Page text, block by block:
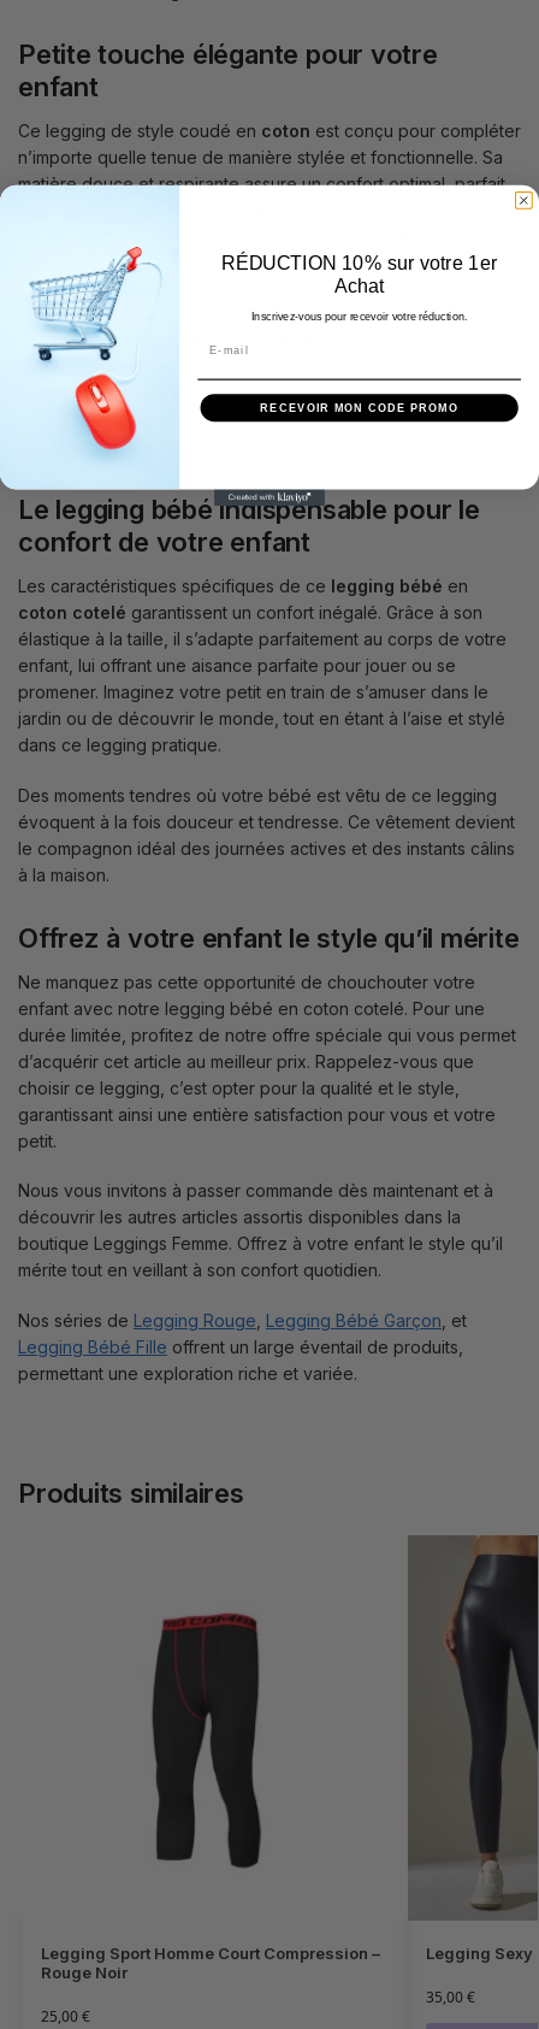
Petite touche élégante pour votre
enfant
Ce legging de style coudé en coton est conçu pour compléter
n’importe quelle tenue de manière stylée et fonctionnelle. Sa
matière douce et respirante assure un confort optimal, parfait
activités de leurs enfants, tout en ajoutant une note de chic à
leur look quotidien.
Comme le témoigne un parent satisfait, « Ce legging est
devenu un indispensable dans la garde-robe de mon bébé, il
peut jouer librement tout en étant adorable. » Offrez à votre
enfant le luxe de se sentir bien dans ses vêtements tout en
restant à la mode.
Le legging bébé indispensable pour le
confort de votre enfant
Les caractéristiques spécifiques de ce legging bébé en
coton cotelé garantissent un confort inégalé. Grâce à son
élastique à la taille, il s’adapte parfaitement au corps de votre
enfant, lui offrant une aisance parfaite pour jouer ou se
promener. Imaginez votre petit en train de s’amuser dans le
jardin ou de découvrir le monde, tout en étant à l’aise et stylé
dans ce legging pratique.
Des moments tendres où votre bébé est vêtu de ce legging
évoquent à la fois douceur et tendresse. Ce vêtement devient
le compagnon idéal des journées actives et des instants câlins
à la maison.
Offrez à votre enfant le style qu’il mérite
Ne manquez pas cette opportunité de chouchouter votre
enfant avec notre legging bébé en coton cotelé. Pour une
durée limitée, profitez de notre offre spéciale qui vous permet
d’acquérir cet article au meilleur prix. Rappelez-vous que
choisir ce legging, c’est opter pour la qualité et le style,
garantissant ainsi une entière satisfaction pour vous et votre
petit.
Nous vous invitons à passer commande dès maintenant et à
découvrir les autres articles assortis disponibles dans la
boutique Leggings Femme. Offrez à votre enfant le style qu’il
mérite tout en veillant à son confort quotidien.
Nos séries de Legging Rouge Legging Bébé Garçon , et
Legging Bébé Fille offrent un large éventail de produits,
permettant une exploration riche et variée.
Produits similaires
Legging Sport Homme Court Compression –
Rouge Noir
25,00€
Legging Sexy
35,00€
RÉDUCTION 10% sur votre 1er
Achat
Inscrivez-vous pour recevoir votre réduction.
RECEVOIR MON CODE PROMO